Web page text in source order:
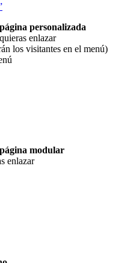
personalizada
enlazar
los visitantes en el menú)
modular
enlazar